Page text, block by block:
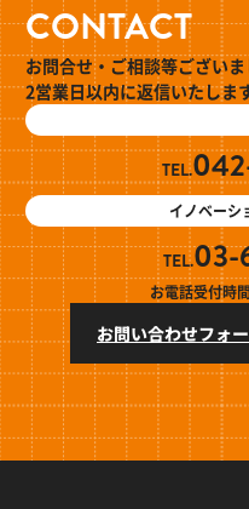
CONTACT
お問合せ・ご相談等ござい
2営業日以内に返信いたしま
TEL.
イノベーシ
TEL.03-
お電話受付時
お問い合わせフォ